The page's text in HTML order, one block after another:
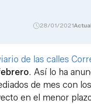
28/01/2021
de las calles
. Así lo ha
de mes con
en el menor